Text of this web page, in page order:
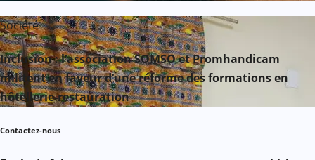
Société
Inclusion : l’association SOMSO et Promhandicam
militent en faveur d’une réforme des formations en
hôtellerie-restauration
Contactez-nous